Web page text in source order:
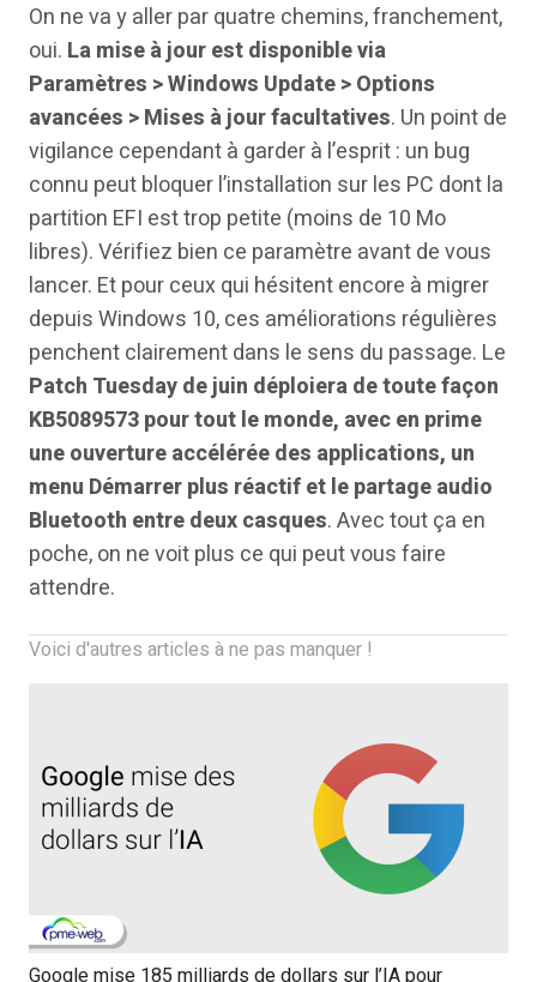
On ne va y aller par quatre chemins, franchement,
oui. La mise à jour est disponible via
Paramètres > Windows Update > Options
avancées > Mises à jour facultatives. Un point de
vigilance cependant à garder à l’esprit : un bug
connu peut bloquer l’installation sur les PC dont la
partition EFI est trop petite (moins de 10 Mo
libres). Vérifiez bien ce paramètre avant de vous
lancer. Et pour ceux qui hésitent encore à migrer
depuis Windows 10, ces améliorations régulières
penchent clairement dans le sens du passage. Le
Patch Tuesday de juin déploiera de toute façon
KB5089573 pour tout le monde, avec en prime
une ouverture accélérée des applications, un
menu Démarrer plus réactif et le partage audio
Bluetooth entre deux casques. Avec tout ça en
poche, on ne voit plus ce qui peut vous faire
attendre.
Voici d'autres articles à ne pas manquer !
Google mise 185 milliards de dollars sur l’IA pour